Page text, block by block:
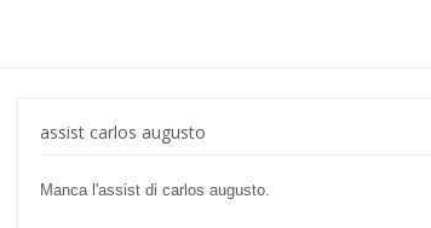
assist carlos augusto
Manca l'assist di carlos augusto.